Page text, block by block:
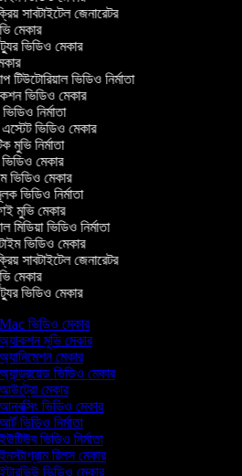
সাবটাইটেল জেনারেটর
মেকার
ভিডিও মেকার
ভিডিও নির্মাতা
ভিডিও মেকার
নির্মাতা
ভিডিও মেকার
মুভি নির্মাতা
মেকার
ভিডিও মেকার
ভিডিও নির্মাতা
মুভি মেকার
ভিডিও নির্মাতা
ভিডিও মেকার
সাবটাইটেল জেনারেটর
মেকার
ভিডিও মেকার
ভিডিও মেকার
মুভি মেকার
মেকার
ভিডিও মেকার
মেকার
ভিডিও মেকার
ভিডিও নির্মাতা
ভিডিও নির্মাতা
রিলস মেকার
ভিডিও মেকার